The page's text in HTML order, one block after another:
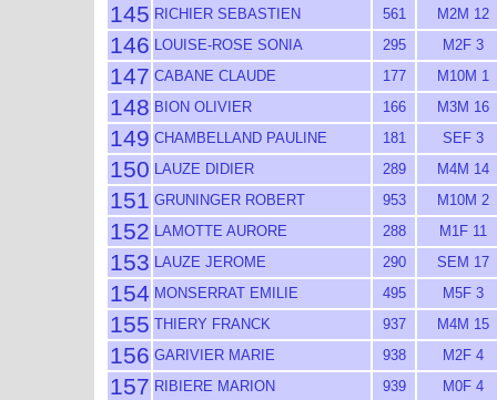
145 RICHIER SEBASTIEN 561 M2M 12
146 LOUISE-ROSE SONIA 295 M2F 3
147 CABANE CLAUDE 177 M10M 1
148 BION OLIVIER 166 M3M 16
149 CHAMBELLAND PAULINE 181 SEF 3
150 LAUZE DIDIER 289 M4M 14
151 GRUNINGER ROBERT 953 M10M 2
152 LAMOTTE AURORE 288 M1F 11
153 LAUZE JEROME 290 SEM 17
154 MONSERRAT EMILIE 495 M5F 3
155 THIERY FRANCK 937 M4M 15
156 GARIVIER MARIE 938 M2F 4
157 RIBIERE MARION 939 M0F 4